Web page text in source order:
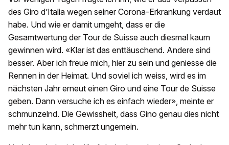
des Giro d’Italia wegen seiner Corona-Erkrankung verdaut
habe. Und wie er damit umgeht, dass er die
Gesamtwertung der Tour de Suisse auch diesmal kaum
gewinnen wird. «Klar ist das enttäuschend. Andere sind
besser. Aber ich freue mich, hier zu sein und geniesse die
Rennen in der Heimat. Und soviel ich weiss, wird es im
nächsten Jahr erneut einen Giro und eine Tour de Suisse
geben. Dann versuche ich es einfach wieder», meinte er
schmunzelnd. Die Gewissheit, dass Gino genau dies nicht
mehr tun kann, schmerzt ungemein.